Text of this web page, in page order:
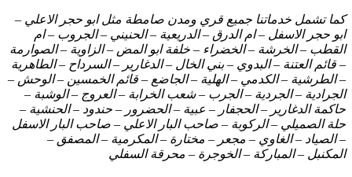
كما تشمل خدماتنا جميع قري ومدن صامطة مثل ابو حجر الاعلي –
ابو حجر الاسفل – ام الدرق – الدريعية – الحنيني – الجروب – ام
القطب – الخرشة – الخضراء – خلفة ابو المض – الزاوية – الصوارمة
– قائم العتنة – البدوي – بني الخال – الدغارير – السرداح – الطاهرية
– الطرشية – الكدمي – الهلية – الجاضع – قائم الخمسين – الوحش –
الجرادية – الجردية – الجرب – شعب الخرابة – العروج – الوشبة –
حاكمة الدغارير – الحجفار – عبية – الحضرور – حندود – الحنشية –
حلة الصميلي – الركوبة – صاحب البار الاعلي – صاحب البار الاسفل
– الصياد – الغاوي – مجعر – مختارة – المكرمية – المصفق –
المكنبل – المباركة – الخوجرة – محرقة السفلي